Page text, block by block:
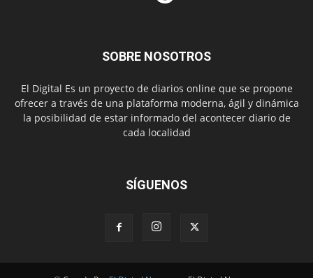
SOBRE NOSOTROS
El Digital Es un proyecto de diarios online que se propone
ofrecer a través de una plataforma moderna, ágil y dinámica
la posibilidad de estar informado del acontecer diario de
cada localidad
SÍGUENOS